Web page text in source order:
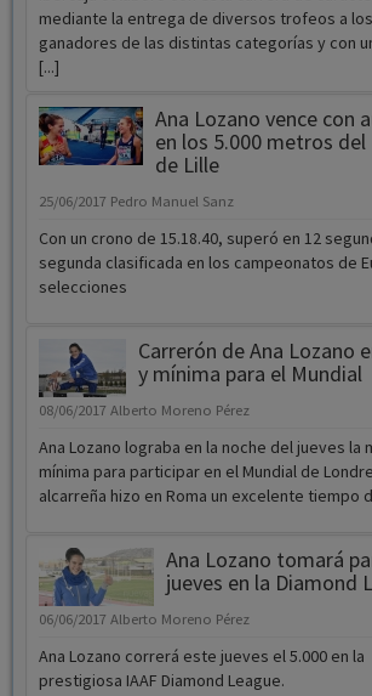
mediante la entrega de diversos trofeos a los
ganadores de las distintas categorías y con
[...]
Ana Lozano vence con
en los 5.000 metros del
de Lille
25/06/2017 Pedro Manuel Sanz
Con un crono de 15.18.40, superó en 12
segunda clasificada en los campeonatos de
selecciones
Carrerón de Ana Lozano
y mínima para el Mundial
08/06/2017 Alberto Moreno Pérez
Ana Lozano lograba en la noche del jueves la
mínima para participar en el Mundial de
alcarreña hizo en Roma un excelente tiempo
Ana Lozano tomará
jueves en la Diamond
06/06/2017 Alberto Moreno Pérez
Ana Lozano correrá este jueves el 5.000 en la
prestigiosa IAAF Diamond League.